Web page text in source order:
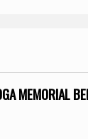
MEMORIAL